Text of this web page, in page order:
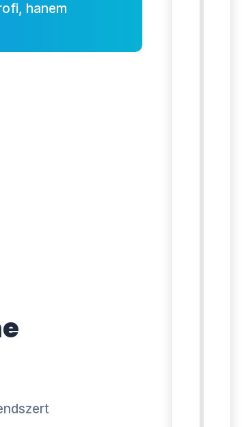
hanem